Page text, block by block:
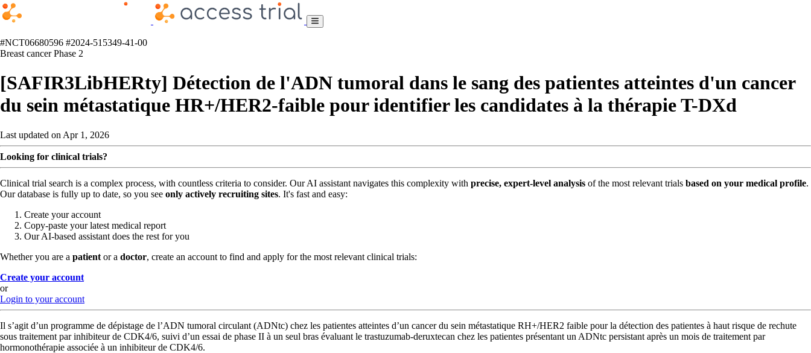
#NCT06680596 #2024-515349-41-00
Breast cancerPhase 2
[SAFIR3LibHERty] Détection de l'ADN tumoral dans le sang des patientes atteintes d'un cancer
du sein métastatique HR+/HER2-faible pour identifier les candidates à la thérapie T-DXd
Last updated on Apr 1, 2026
Looking for clinical trials?
Clinical trial search is a complex process, with countless criteria to consider. Our AI assistant navigates this complexity with precise, expert-level analysis of the most relevant trials based on your medical profile.
Our database is fully up to date, so you see only actively recruiting sites. It's fast and easy:
Create your account
Copy-paste your latest medical report
Our AI-based assistant does the rest for you
Whether you are a patient or a doctor, create an account to find and apply for the most relevant clinical trials:
Create your account
or
Login to your account
Il s’agit d’un programme de dépistage de l’ADN tumoral circulant (ADNtc) chez les patientes atteintes d’un cancer du sein métastatique RH+/HER2 faible pour la détection des patientes à haut risque de rechute
sous traitement par inhibiteur de CDK4/6, suivi d’un essai de phase II à un seul bras évaluant le trastuzumab-deruxtecan chez les patientes présentant un ADNtc persistant après un mois de traitement par
hormonothérapie associée à un inhibiteur de CDK4/6.